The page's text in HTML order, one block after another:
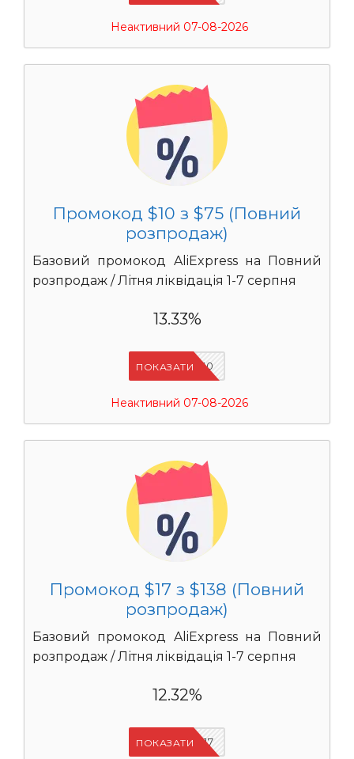
Неактивний 07-08-2026
Промокод $10 з $75 (Повний
розпродаж)
Базовий промокод AliExpress на Повний
розпродаж / Літня ліквідація 1-7 серпня
13.33%
UASC10
ПОКАЗАТИ
Неактивний 07-08-2026
Промокод $17 з $138 (Повний
розпродаж)
Базовий промокод AliExpress на Повний
розпродаж / Літня ліквідація 1-7 серпня
12.32%
UASC17
ПОКАЗАТИ